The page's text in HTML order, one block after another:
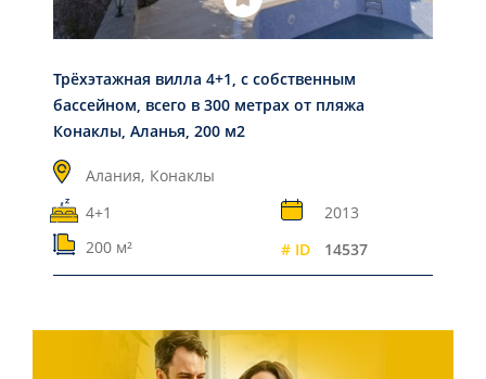
Трёхэтажная вилла 4+1, с собственным
бассейном, всего в 300 метрах от пляжа
Конаклы, Аланья, 200 м2
Алания, Конаклы
4+1
2013
200 м²
# ID 14537